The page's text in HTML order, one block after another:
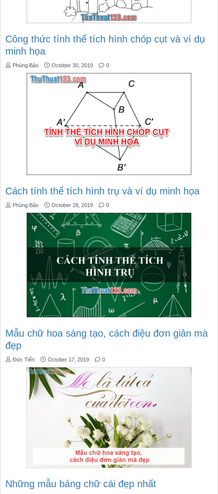
Công thức tính thể tích hình chóp cụt và ví dụ
minh họa
Phùng Bảo October 30, 2019 0
Cách tính thể tích hình trụ và ví dụ minh họa
Phùng Bảo October 28, 2019 0
Mẫu chữ hoa sáng tạo, cách điệu đơn giản mà
đẹp
Đức Tiến October 17, 2019 0
Những mẫu bảng chữ cái đẹp nhất